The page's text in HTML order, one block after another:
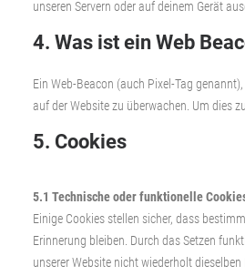
unseren Servern oder auf deinem Gerät
4. Was ist ein Web
Ein Web-Beacon (auch Pixel-Tag
auf der Website zu überwachen. Um dies
5. Cookies
5.1 Technische oder funktionelle
Einige Cookies stellen sicher, dass
Erinnerung bleiben. Durch das Setzen
unserer Website nicht wiederholt